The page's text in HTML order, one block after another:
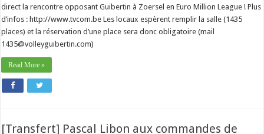
direct la rencontre opposant Guibertin à Zoersel en Euro Million League ! Plus
d’infos : http://www.tvcom.be Les locaux espèrent remplir la salle (1435
places) et la réservation d’une place sera donc obligatoire (mail
1435@volleyguibertin.com)
Read More »
[Transfert] Pascal Libon aux commandes de